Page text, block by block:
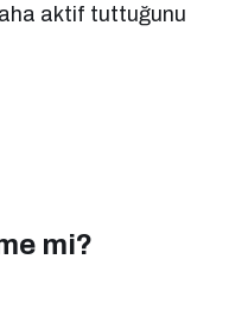
aktif tuttuğunu
mi?